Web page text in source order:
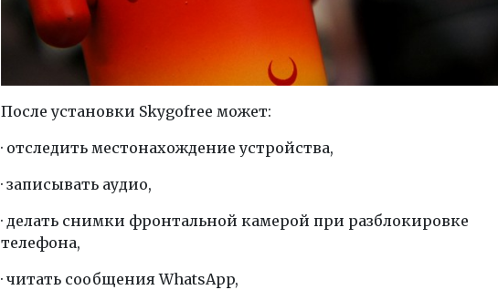
После установки Skygofree может:
· отследить местонахождение устройства,
· записывать аудио,
· делать снимки фронтальной камерой при разблокировке
телефона,
· читать сообщения WhatsApp,